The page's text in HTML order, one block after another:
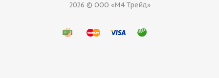
2026 © ООО «М4 Трейд»